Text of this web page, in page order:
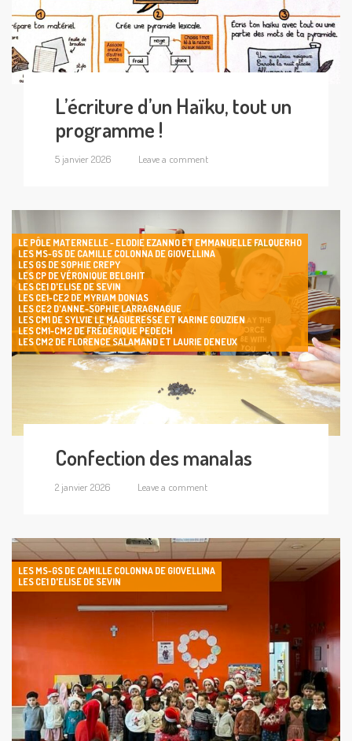
L’écriture d’un Haïku, tout un
programme !
5 janvier 2026 Leave a comment
LE PÔLE MATERNELLE - ELODIE EZANNO ET EMMANUELLE FALQUERHO
LES MS-GS DE CAMILLE COLONNA DE GIOVELLINA
LES GS DE SOPHIE CREPY
LES CP DE VÉRONIQUE BELGHIT
LES CE1 D'ELISE DE SEVIN
LES CE1-CE2 DE MYRIAM DONIAS
LES CE2 D'ANNE-SOPHIE LARRAGNAGUE
LES CM1 DE SYLVIE LE MAGUERESSE ET KARINE GOUZIEN
LES CM1-CM2 DE FRÉDÉRIQUE PEDECH
LES CM2 DE FLORENCE SALAMAND ET LAURIE DENEUX
Confection des manalas
2 janvier 2026 Leave a comment
LES MS-GS DE CAMILLE COLONNA DE GIOVELLINA
LES CE1 D'ELISE DE SEVIN